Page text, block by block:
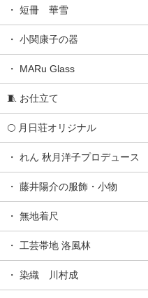
・ 短冊 華雪
・ 小関康子の器
・ MARu Glass
🧵 お仕立て
🌕 月日荘オリジナル
・ れん 秋月洋子プロデュース
・ 藤井陽介の服飾・小物
・ 無地着尺
・ 工芸帯地 洛風林
・ 染織 川村成